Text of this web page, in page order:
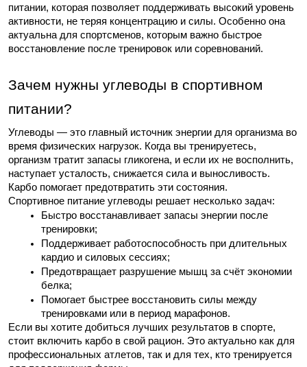
питании, которая позволяет поддерживать высокий уровень
активности, не теряя концентрацию и силы. Особенно она
актуальна для спортсменов, которым важно быстрое
восстановление после тренировок или соревнований.
Зачем нужны углеводы в спортивном
питании?
Углеводы — это главный источник энергии для организма во
время физических нагрузок. Когда вы тренируетесь,
организм тратит запасы гликогена, и если их не восполнить,
наступает усталость, снижается сила и выносливость.
Карбо помогает предотвратить эти состояния.
Спортивное питание углеводы решает несколько задач:
Быстро восстанавливает запасы энергии после
тренировки;
Поддерживает работоспособность при длительных
кардио и силовых сессиях;
Предотвращает разрушение мышц за счёт экономии
белка;
Помогает быстрее восстановить силы между
тренировками или в период марафонов.
Если вы хотите добиться лучших результатов в спорте,
стоит включить карбо в свой рацион. Это актуально как для
профессиональных атлетов, так и для тех, кто тренируется